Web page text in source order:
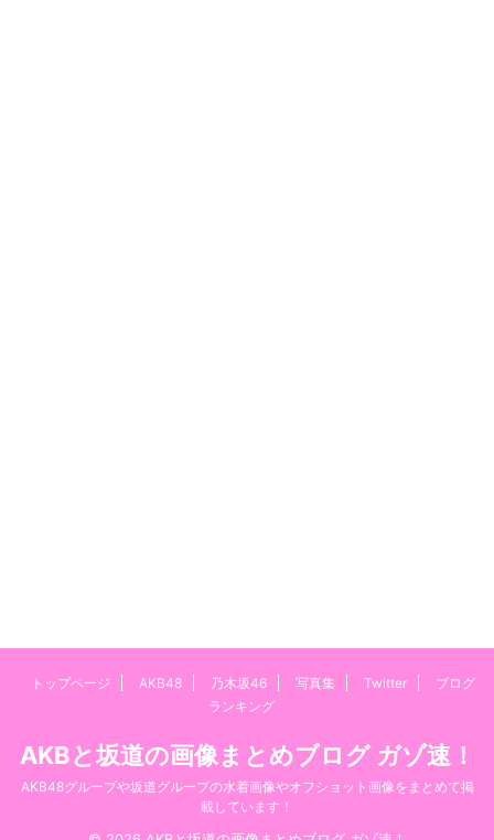
トップページ AKB48 乃木坂46 写真集 Twitter
ブログ
ランキング
AKBと坂道の画像まとめブログ ガゾ速！
AKB48グループや坂道グループの水着画像やオフショット画像をまとめて掲
載しています！